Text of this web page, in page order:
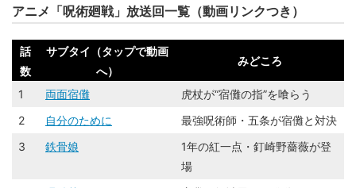
アニメ「呪術廻戦」放送回一覧（動画リンクつき）
話
数
サブタイ（タップで動画
へ）
みどころ
1 両面宿儺
虎杖が“宿儺の指”を喰らう
2
自分のために
最強呪術師・五条が宿儺と対決
3
鉄骨娘
1年の紅一点・釘崎野薔薇が登
場